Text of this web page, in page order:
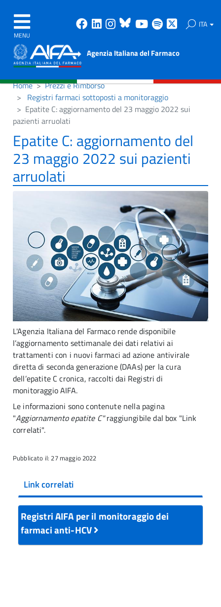
MENU
Facebook
Linkedin
Instagram
Bluesky
Youtube
Spotify ITA
Agenzia Italiana del Farmaco
Home
Prezzi e Rimborso
Registri farmaci sottoposti a monitoraggio
Epatite C: aggiornamento del 23 maggio 2022 sui
pazienti arruolati
Epatite C: aggiornamento del
23 maggio 2022 sui pazienti
arruolati
L'Agenzia Italiana del Farmaco rende disponibile
l’aggiornamento settimanale dei dati relativi ai
trattamenti con i nuovi farmaci ad azione antivirale
diretta di seconda generazione (DAAs) per la cura
dell’epatite C cronica, raccolti dai Registri di
monitoraggio AIFA.
Le informazioni sono contenute nella pagina
"Aggiornamento epatite C"raggiungibile dal box "Link
correlati".
Pubblicato il: 27 maggio 2022
Link correlati
Registri AIFA per il monitoraggio dei
farmaci anti-HCV